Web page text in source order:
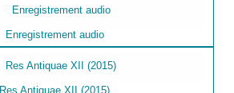
Enregistrement audio
Res Antiquae XII (2015)